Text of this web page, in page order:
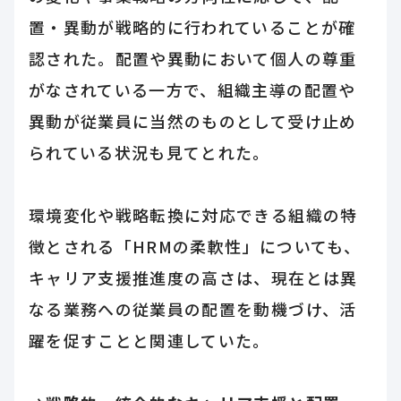
置・異動が戦略的に行われていることが確
認された。配置や異動において個人の尊重
がなされている一方で、組織主導の配置や
異動が従業員に当然のものとして受け止め
られている状況も見てとれた。
環境変化や戦略転換に対応できる組織の特
徴とされる「HRMの柔軟性」についても、
キャリア支援推進度の高さは、現在とは異
なる業務への従業員の配置を動機づけ、活
躍を促すことと関連していた。